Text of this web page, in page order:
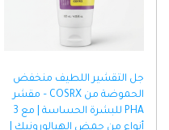
جل التقشير اللطيف منخفض
الحموضة من COSRX – مقشر
PHA للبشرة الحساسة | مع 3
أنواع من حمض الهيالورونيك |